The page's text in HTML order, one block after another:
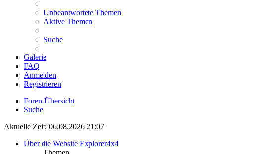
Unbeantwortete Themen
Aktive Themen
Suche
Galerie
FAQ
Anmelden
Registrieren
Foren-Übersicht
Suche
Aktuelle Zeit: 06.08.2026 21:07
Über die Website Explorer4x4